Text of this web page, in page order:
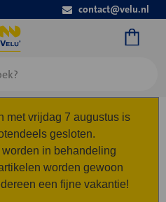
contact@velu.nl
met vrijdag 7 augustus is
gesloten.
in behandeling
worden gewoon
een fijne vakantie!